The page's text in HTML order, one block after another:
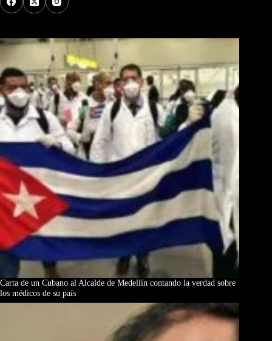
Carta de un Cubano al Alcalde de Medellín contando la verdad sobre
los médicos de su país